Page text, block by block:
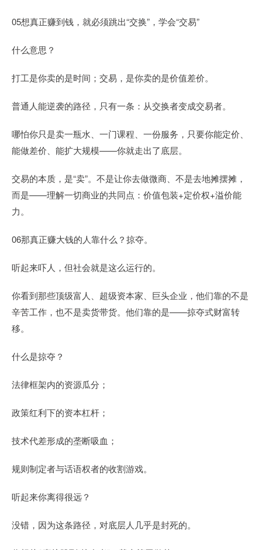
05想真正赚到钱，就必须跳出“交换”，学会“交易”
什么意思？
打工是你卖的是时间；交易，是你卖的是价值差价。
普通人能逆袭的路径，只有一条：从交换者变成交易者。
哪怕你只是卖一瓶水、一门课程、一份服务，只要你能定价、
能做差价、能扩大规模——你就走出了底层。
交易的本质，是“卖”。不是让你去做微商、不是去地摊摆摊，
而是——理解一切商业的共同点：价值包装+定价权+溢价能
力。
06那真正赚大钱的人靠什么？掠夺。
听起来吓人，但社会就是这么运行的。
你看到那些顶级富人、超级资本家、巨头企业，他们靠的不是
辛苦工作，也不是卖货带货。他们靠的是——掠夺式财富转
移。
什么是掠夺？
法律框架内的资源瓜分；
政策红利下的资本杠杆；
技术代差形成的垄断吸血；
规则制定者与话语权者的收割游戏。
听起来你离得很远？
没错，因为这条路径，对底层人几乎是封死的。